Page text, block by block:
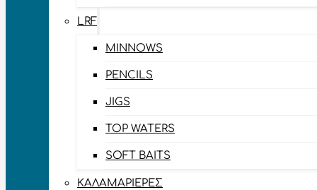
LRF
MINNOWS
PENCILS
JIGS
TOP WATERS
SOFT BAITS
ΚΑΛΑΜΑΡΙΈΡΕΣ